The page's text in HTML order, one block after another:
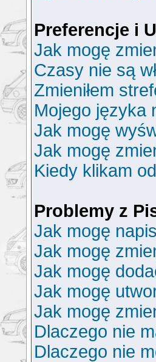
Preferencje i
Jak mogę
Czasy nie są
Zmieniłem
Mojego języka
Jak mogę
Jak mogę
Kiedy klikam
Problemy z
Jak mogę
Jak mogę
Jak mogę
Jak mogę
Jak mogę
Dlaczego nie
Dlaczego nie